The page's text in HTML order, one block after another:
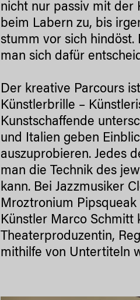
nicht nur passiv mit der
beim Labern zu, bis
stumm vor sich hindöst.
man sich dafür
Der kreative Parcours
Künstlerbrille –
Kunstschaffende
und Italien geben
auszuprobieren. Jedes
man die Technik des
kann. Bei Jazzmusiker
Mroztronium
Künstler Marco Schmitt
Theaterproduzentin,
mithilfe von Untertiteln